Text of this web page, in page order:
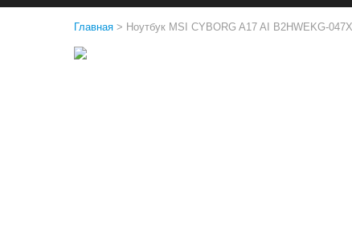
Главная > Ноутбук MSI CYBORG A17 AI B2HWEKG-